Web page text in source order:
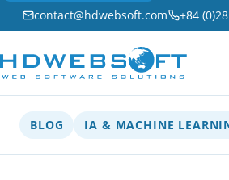
contact@hdwebsoft.com +84
BLOG IA & MACHINE